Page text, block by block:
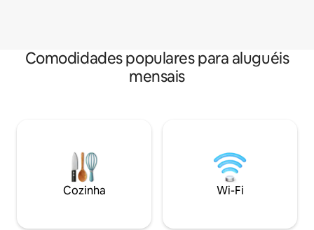
Comodidades populares para aluguéis
mensais
Cozinha Wi-Fi